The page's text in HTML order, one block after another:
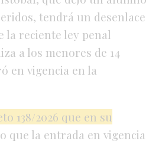
tendrá un desenlace
la reciente ley penal
a los menores de 14
en vigencia en la
138/2026 que en su
que la entrada en vigencia